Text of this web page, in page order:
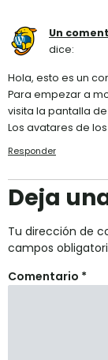
Un
dice:
Hola, esto es un
Para empezar a
visita la pantalla
Los avatares de
Responder
Deja
Tu dirección de
campos
Comentario *